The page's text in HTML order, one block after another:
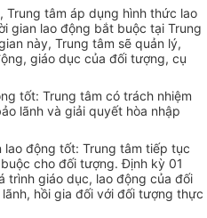
tâm áp dụng hình thức lao
gian lao động bắt buộc tại Trung
này, Trung tâm sẽ quản lý,
giáo dục của đối tượng, cụ
tốt: Trung tâm có trách nhiệm
lãnh và giải quyết hòa nhập
động tốt: Trung tâm tiếp tục
cho đối tượng. Định kỳ 01
trình giáo dục, lao động của đối
hồi gia đối với đối tượng thực